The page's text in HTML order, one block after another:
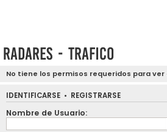
Radares - Trafico
No tiene los permisos requeridos para
IDENTIFICARSE • REGISTRARSE
Nombre de Usuario: